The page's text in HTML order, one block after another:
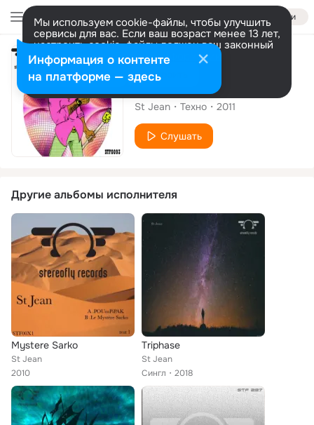
Войти
Мы используем cookie-файлы, чтобы улучшить
сервисы для вас. Если ваш возраст менее 13 лет,
настроить cookie-файлы должен ваш законный
представитель. Больше информации
Разрешить все Настроить
Альбом
Let's Get Funky
St Jean Техно 2011
Слушать
Другие альбомы исполнителя
Mystere Sarko
St Jean
2010
Triphase
St Jean
Сингл
2018
Информация о контенте
на платформе — здесь